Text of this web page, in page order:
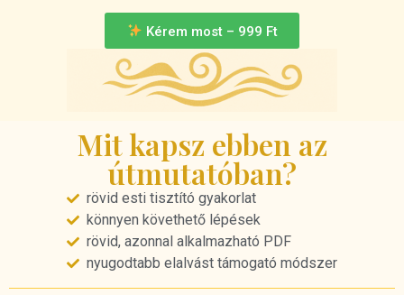
Kérem most – 999 Ft
Mit kapsz ebben az
útmutatóban?
rövid esti tisztító gyakorlat
könnyen követhető lépések
rövid, azonnal alkalmazható PDF
nyugodtabb elalvást támogató módszer